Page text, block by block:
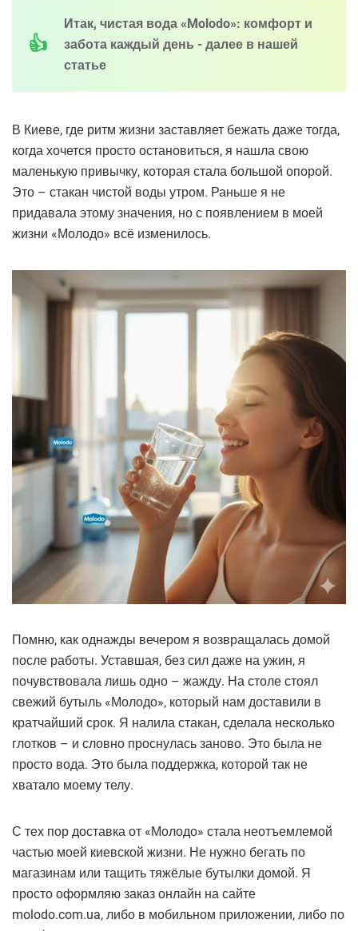
Итак, чистая вода «Molodo»: комфорт и
забота каждый день - далее в нашей
статье
В Киеве, где ритм жизни заставляет бежать даже тогда,
когда хочется просто остановиться, я нашла свою
маленькую привычку, которая стала большой опорой.
Это – стакан чистой воды утром. Раньше я не
придавала этому значения, но с появлением в моей
жизни «Молодо» всё изменилось.
Помню, как однажды вечером я возвращалась домой
после работы. Уставшая, без сил даже на ужин, я
почувствовала лишь одно – жажду. На столе стоял
свежий бутыль «Молодо», который нам доставили в
кратчайший срок. Я налила стакан, сделала несколько
глотков – и словно проснулась заново. Это была не
просто вода. Это была поддержка, которой так не
хватало моему телу.
С тех пор доставка от «Молодо» стала неотъемлемой
частью моей киевской жизни. Не нужно бегать по
магазинам или тащить тяжёлые бутылки домой. Я
просто оформляю заказ онлайн на сайте
molodo.com.ua, либо в мобильном приложении, либо по